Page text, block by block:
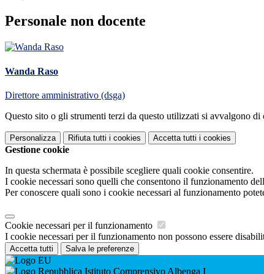
Personale non docente
Wanda Raso
Direttore amministrativo (dsga)
Questo sito o gli strumenti terzi da questo utilizzati si avvalgono
Personalizza Rifiuta tutti i cookies Accetta tutti i cookies
Gestione cookie
In questa schermata è possibile scegliere quali cookie consentire.
I cookie necessari sono quelli che consentono il funzionamento
Per conoscere quali sono i cookie necessari al funzionamento
Cookie necessari per il funzionamento
I cookie necessari per il funzionamento non possono essere
Accetta tutti Salva le preferenze
Istituto Comprensivo Albenga I